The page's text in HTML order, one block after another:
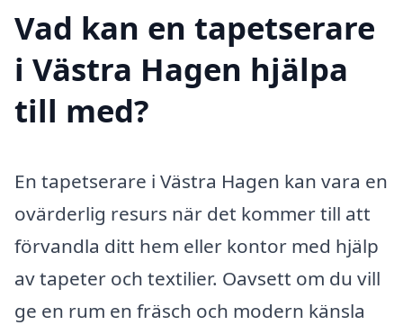
Vad kan en tapetserare
i Västra Hagen hjälpa
till med?
En tapetserare i Västra Hagen kan vara en
ovärderlig resurs när det kommer till att
förvandla ditt hem eller kontor med hjälp
av tapeter och textilier. Oavsett om du vill
ge en rum en fräsch och modern känsla